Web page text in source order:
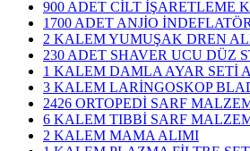
900 ADET CİLT İŞARETLEME
1700 ADET ANJİO
2 KALEM YUMUŞAK DREN
230 ADET SHAVER UCU DÜZ
1 KALEM DAMLA AYAR SETİ
3 KALEM LARİNGOSKOP
2426 ORTOPEDİ SARF
6 KALEM TIBBİ SARF
2 KALEM MAMA ALIMI